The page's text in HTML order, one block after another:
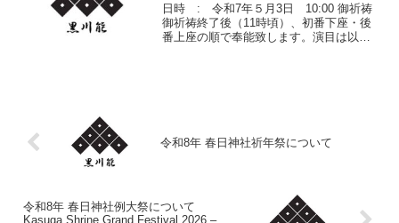
日時 : 令和7年５月3日 10:00 御祈祷
御祈祷終了後（11時頃）、初番下座・後
番上座の順で奉能致します。演目は以下
令和8年 春日神社祈年祭について
令和8年 春日神社例大祭について
Kasuga Shrine Grand Festival 2026 –